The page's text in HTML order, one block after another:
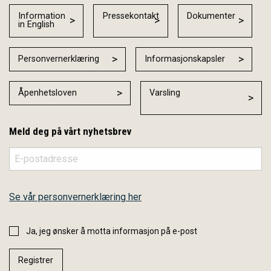
Information
in English
Pressekontakt Dokumenter
Personvernerklæring Informasjonskapsler
Åpenhetsloven Varsling
Meld deg på vårt nyhetsbrev
Se vår personvernerklæring her
Ja, jeg ønsker å motta informasjon på e-post